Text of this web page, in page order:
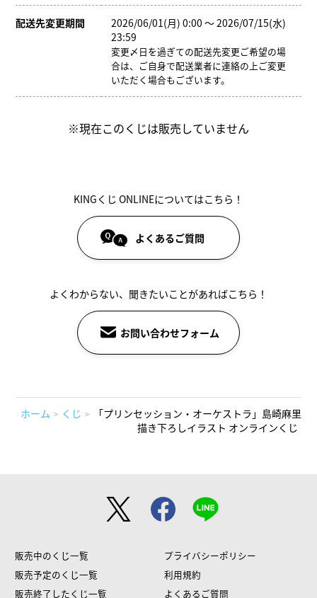
配送先変更期間
2026/06/01(月) 0:00 ～ 2026/07/15(水)
23:59
変更〆日を過ぎての配送先変更ご希望の場
合は、ご自身で配送業者に連絡の上ご変更
いただく場合もございます。
※現在このくじは販売していません
KINGくじ ONLINEについてはこちら！
よくあるご質問
よくわからない、聞きたいことがあればこちら！
お問い合わせフォーム
ホーム くじ
「プリンセッション・オーケストラ」島崎麻里
描き下ろしイラスト オンラインくじ
販売中のくじ一覧
販売予定のくじ一覧
販売終了したくじ一覧
プライバシーポリシー
利用規約
よくあるご質問